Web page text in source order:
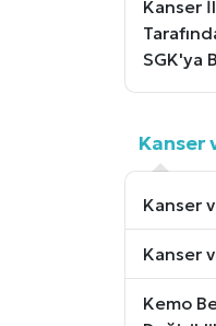
Kanser
SGK'ya
Kanser
Kanser
Kanser
Kemo